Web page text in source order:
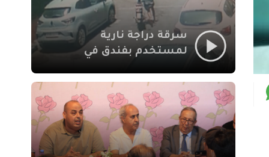
سرقة دراجة نارية
لمستخدم بفندق في
بمراكش